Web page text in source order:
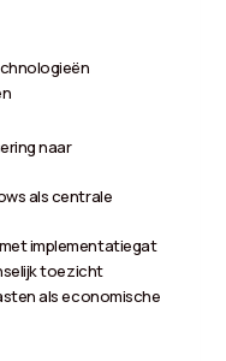
naar
als centrale
implementatiegat
toezicht
als economische